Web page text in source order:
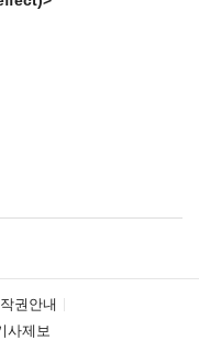
권안내
사제보